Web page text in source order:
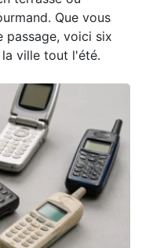
Que vous
passage, voici six
ville tout l'été.